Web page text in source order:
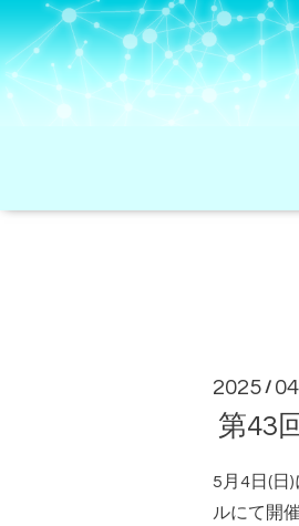
2025 / 04
第43
5月4日(日
ルにて開